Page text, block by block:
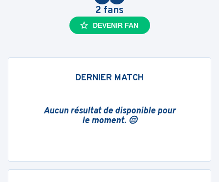
2 fans
DEVENIR FAN
DERNIER MATCH
Aucun résultat de disponible pour
le moment. 😔